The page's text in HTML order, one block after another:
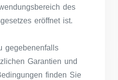
des
eröffnet ist.
gegebenenfalls
Garantien und
finden Sie